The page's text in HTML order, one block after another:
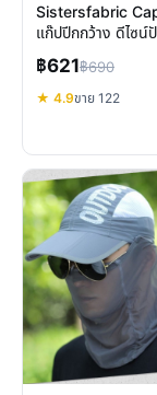
Sistersfabric
แก๊ปปีกกว้าง ดีไซน์
สุดชิค
฿621฿690
★ 4.9ขาย 122